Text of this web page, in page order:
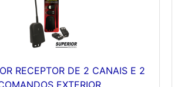
RECEPTOR DE 2 CANAIS E 2
EXTERIOR